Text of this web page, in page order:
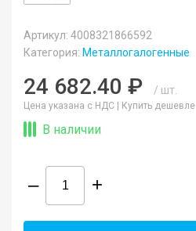
Артикул: 4008321866592
Категория: Металлогалогенные
24 682.40 ₽ / шт.
Цена указана с НДС | Купить дешевле
В наличии
– +